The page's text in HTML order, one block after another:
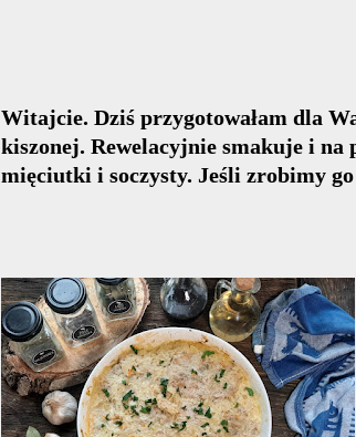
Witajcie. Dziś przygotowałam dla
kiszonej. Rewelacyjnie smakuje i na
mięciutki i soczysty. Jeśli zrobimy